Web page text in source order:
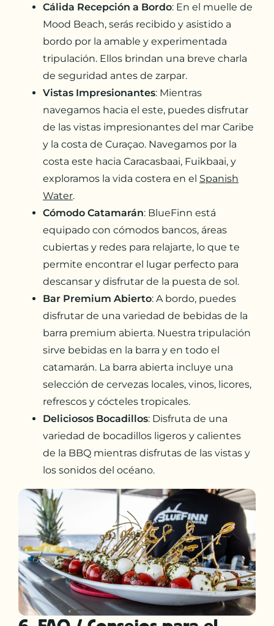
Cálida Recepción a Bordo: En el muelle de
Mood Beach, serás recibido y asistido a
bordo por la amable y experimentada
tripulación. Ellos brindan una breve charla
de seguridad antes de zarpar.
Vistas Impresionantes: Mientras
navegamos hacia el este, puedes disfrutar
de las vistas impresionantes del mar Caribe
y la costa de Curaçao. Navegamos por la
costa este hacia Caracasbaai, Fuikbaai, y
exploramos la vida costera en el Spanish
Water.
Cómodo Catamarán: BlueFinn está
equipado con cómodos bancos, áreas
cubiertas y redes para relajarte, lo que te
permite encontrar el lugar perfecto para
descansar y disfrutar de la puesta de sol.
Bar Premium Abierto: A bordo, puedes
disfrutar de una variedad de bebidas de la
barra premium abierta. Nuestra tripulación
sirve bebidas en la barra y en todo el
catamarán. La barra abierta incluye una
selección de cervezas locales, vinos, licores,
refrescos y cócteles tropicales.
Deliciosos Bocadillos: Disfruta de una
variedad de bocadillos ligeros y calientes
de la BBQ mientras disfrutas de las vistas y
los sonidos del océano.